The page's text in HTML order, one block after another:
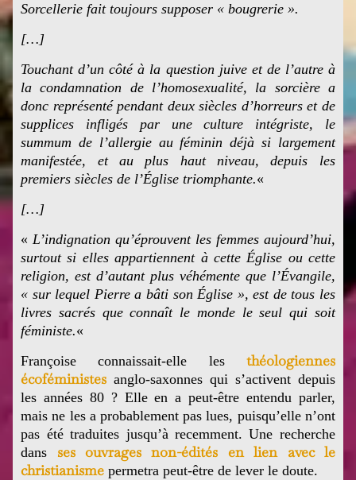
Sorcellerie fait toujours supposer « bougrerie ».
[…]
Touchant d’un côté à la question juive et de l’autre à
la condamnation de l’homosexualité, la sorcière a
donc représenté pendant deux siècles d’horreurs et de
supplices infligés par une culture intégriste, le
summum de l’allergie au féminin déjà si largement
manifestée, et au plus haut niveau, depuis les
premiers siècles de l’Église triomphante.«
[…]
«L’indignation qu’éprouvent les femmes aujourd’hui,
surtout si elles appartiennent à cette Église ou cette
religion, est d’autant plus véhémente que l’Évangile,
« sur lequel Pierre a bâti son Église », est de tous les
livres sacrés que connaît le monde le seul qui soit
féministe.«
Françoise connaissait-elle les théologiennes
écoféministes anglo-saxonnes qui s’activent depuis
les années 80 ? Elle en a peut-être entendu parler,
mais ne les a probablement pas lues, puisqu’elle n’ont
pas été traduites jusqu’à recemment. Une recherche
dans ses ouvrages non-édités en lien avec le
christianisme permetra peut-être de lever le doute.